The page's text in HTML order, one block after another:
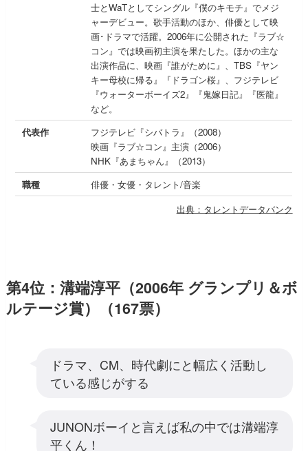
士とWaTとしてシングル『僕のキモチ』でメジ
ャーデビュー。歌手活動のほか、俳優として映
画･ドラマで活躍。2006年に公開された『ラブ☆
コン』では映画初主演を果たした。ほかの主な
出演作品に、映画『誰がために』、TBS『ヤン
キー母校に帰る』『ドラゴン桜』、フジテレビ
『ウォーターボーイズ2』『鬼嫁日記』『医龍』
など。
代表作
フジテレビ『シバトラ』（2008）
映画『ラブ☆コン』主演（2006）
NHK『あまちゃん』（2013）
職種
俳優・女優・タレント/音楽
出典：タレントデータバンク
第4位：溝端淳平（2006年 グランプリ＆ボ
ルテージ賞）（167票）
ドラマ、CM、時代劇にと幅広く活動し
ている感じがする
JUNONボーイと言えば私の中では溝端淳
平くん！